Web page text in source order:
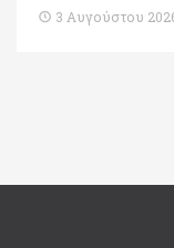
3 Αυγούστου